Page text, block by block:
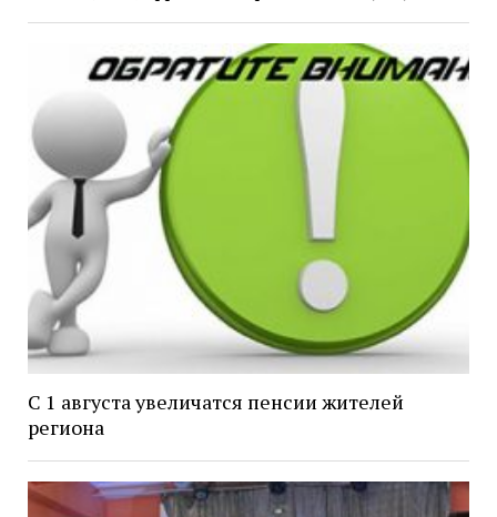
С 1 августа увеличатся пенсии жителей
региона